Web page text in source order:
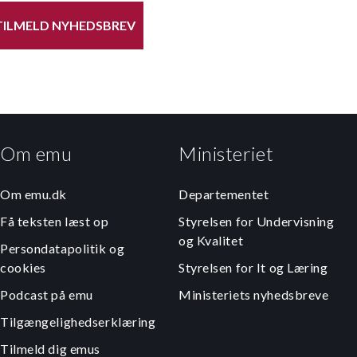
NYHEDSBREV
Om emu
Om emu.dk
Få teksten læst op
Persondatapolitik og
cookies
Podcast på emu
Tilgængelighedserklæring
Tilmeld dig emus
Ministeriet
Departementet
Styrelsen for Undervisning
og Kvalitet
Styrelsen for It og Læring
Ministeriets nyhedsbreve